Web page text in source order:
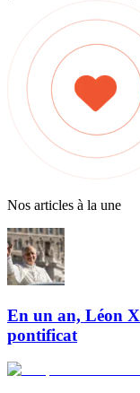
Nos articles à la une
En un an, Léon
pontificat